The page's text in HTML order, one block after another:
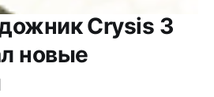
Crysis 3
новые